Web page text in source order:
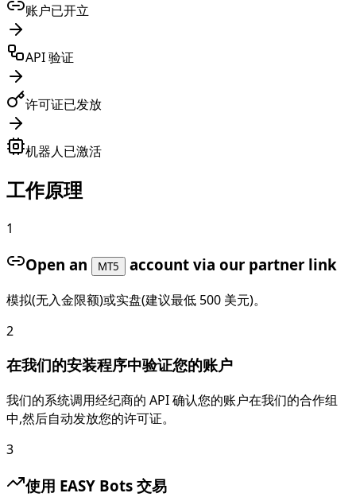
账户已开立
API 验证
许可证已发放
机器人已激活
工作原理
1
Open an MT5 account via our partner link
模拟(无入金限额)或实盘(建议最低 500 美元)。
2
在我们的安装程序中验证您的账户
我们的系统调用经纪商的 API 确认您的账户在我们的合作组
中,然后自动发放您的许可证。
3
使用 EASY Bots 交易